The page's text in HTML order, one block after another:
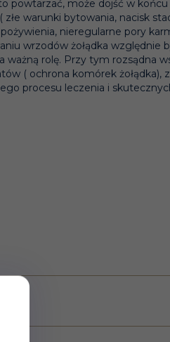
powtarzać, może dojść w
warunki bytowania, nacisk
nieregularne pory
wrzodów żołądka względnie
rolę. Przy tym rozsądna
( ochrona komórek żołądka),
procesu leczenia i